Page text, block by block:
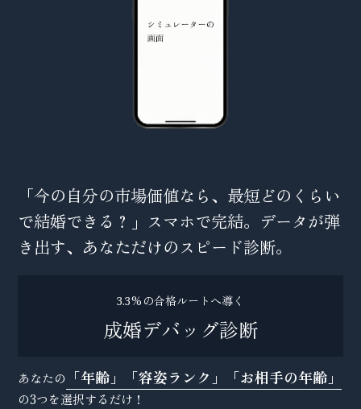
「今の自分の市場価値なら、最短どのくらい
で結婚できる？」スマホで完結。データが弾
き出す、あなただけのスピード診断。
3.3%の合格ルートへ導く
成婚デバッグ診断
あなたの 「年齢」「容姿ランク」「お相手の年齢」
の3つを選択するだけ！